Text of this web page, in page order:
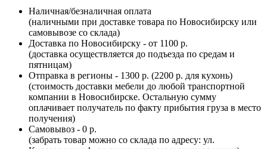
Наличная/безналичная оплата
(наличными при доставке товара по Новосибирску или
самовывозе со склада)
Доставка по Новосибирску - от 1100 р.
(доставка осуществляется до подъезда по средам и
пятницам)
Отправка в регионы - 1300 р. (2200 р. для кухонь)
(стоимость доставки мебели до любой транспортной
компании в Новосибирске. Остальную сумму
оплачивает получатель по факту прибытия груза в место
получения)
Самовывоз - 0 р.
(забрать товар можно со склада по адресу: ул.